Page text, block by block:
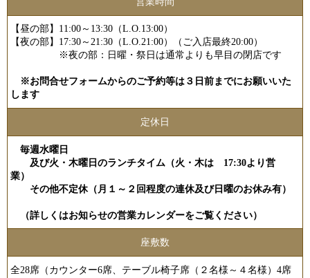
【昼の部】11:00～13:30（L.O.13:00）
【夜の部】17:30～21:30（L.O.21:00）（ご入店最終20:00）
※夜の部：日曜・祭日は通常よりも早目の閉店です
※お問合せフォームからのご予約等は３日前までにお願いいた
します
定休日
毎週水曜日
及び火・木曜日のランチタイム（火・木は 17:30より営
業）
その他不定休（月１～２回程度の連休及び日曜のお休み有）
（詳しくはお知らせの営業カレンダーをご覧ください）
座敷数
全28席（カウンター6席、テーブル椅子席（２名様～４名様）4席